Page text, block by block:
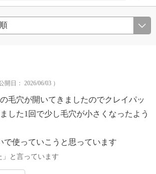
開日： 2026/06/03 ）
毛穴が開いてきましたのでクレイパッ
した1回で少し毛穴が小さくなったよう
で使っていこうと思っています
」と言っています